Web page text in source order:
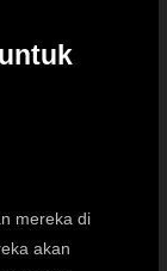
mereka di
akan